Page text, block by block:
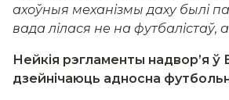
ахоўныя механізмы даху былі
вада лілася не на футбалістаў,
Нейкія рэгламенты надвор’я ў
дзейнічаюць адносна